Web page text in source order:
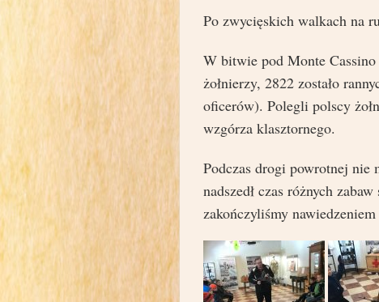
Po zwycięskich walkach na
W bitwie pod Monte
żołnierzy, 2822 zostało
oficerów). Polegli polscy
wzgórza klasztornego.
Podczas drogi powrotnej nie
nadszedł czas różnych
zakończyliśmy